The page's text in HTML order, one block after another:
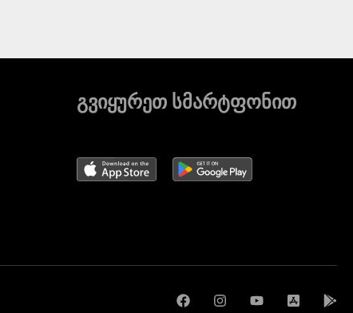
გვიყურეთ სმარტფონით